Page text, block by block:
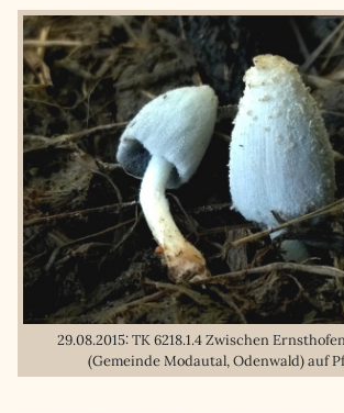
29.08.2015: TK 6218.1.4 Zwischen
(Gemeinde Modautal, Odenwald) auf